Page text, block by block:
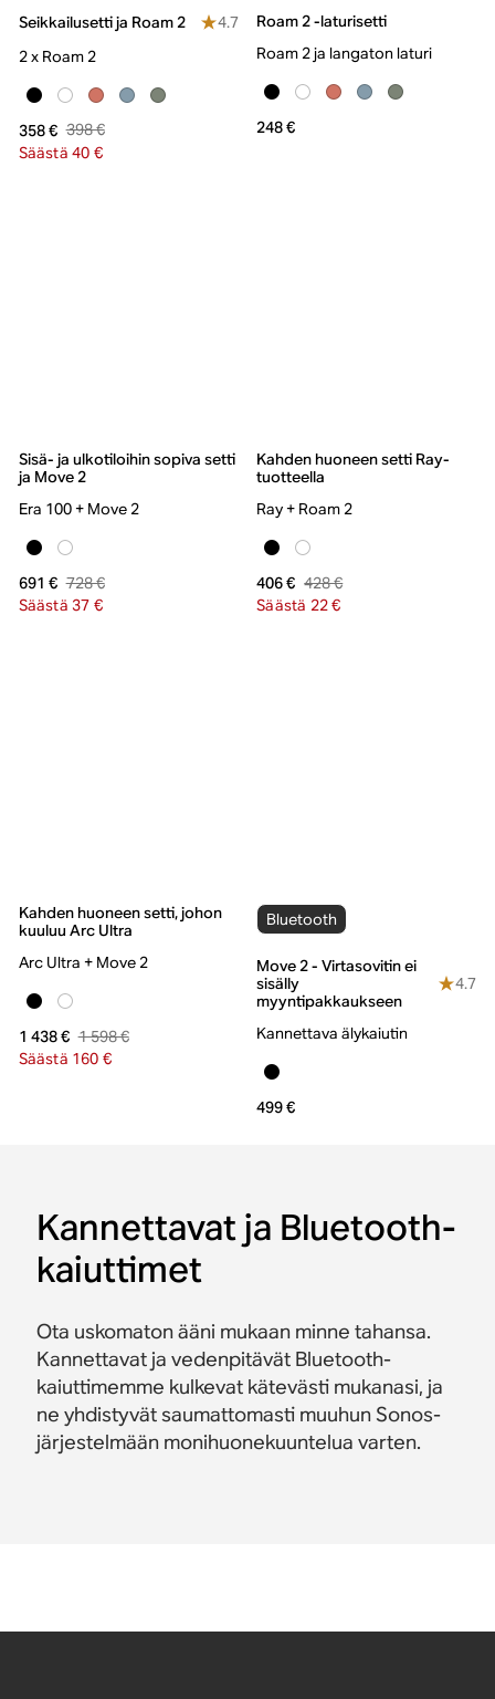
Seikkailusetti ja Roam 2
4.7
2 x Roam 2
358 € 398 €
Säästä 40 €
Roam 2 -laturisetti
Roam 2 ja langaton laturi
248 €
Sisä- ja ulkotiloihin sopiva setti
ja Move 2
Era 100 + Move 2
691 € 728 €
Säästä 37 €
Kahden huoneen setti Ray-
tuotteella
Ray + Roam 2
406 € 428 €
Säästä 22 €
Kahden huoneen setti, johon
kuuluu Arc Ultra
Arc Ultra + Move 2
1 438 € 1 598 €
Säästä 160 €
Bluetooth
Move 2 - Virtasovitin ei
sisälly
myyntipakkaukseen
4.7
Kannettava älykaiutin
499 €
Kannettavat ja Bluetooth-
kaiuttimet
Ota uskomaton ääni mukaan minne tahansa.
Kannettavat ja vedenpitävät Bluetooth-
kaiuttimemme kulkevat kätevästi mukanasi, ja
ne yhdistyvät saumattomasti muuhun Sonos-
järjestelmään monihuonekuuntelua varten.